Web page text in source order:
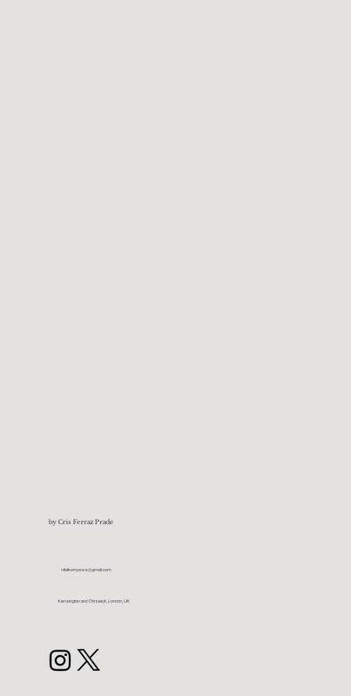
by Cris Ferraz Prade
vitalkompass@gmail.com
Kensington and Chiswick, London, UK